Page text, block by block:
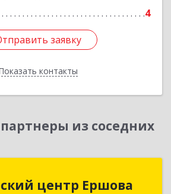
4
заявку
контакты
заявку
Назад
из соседних
центр Ершова
центр Ершова